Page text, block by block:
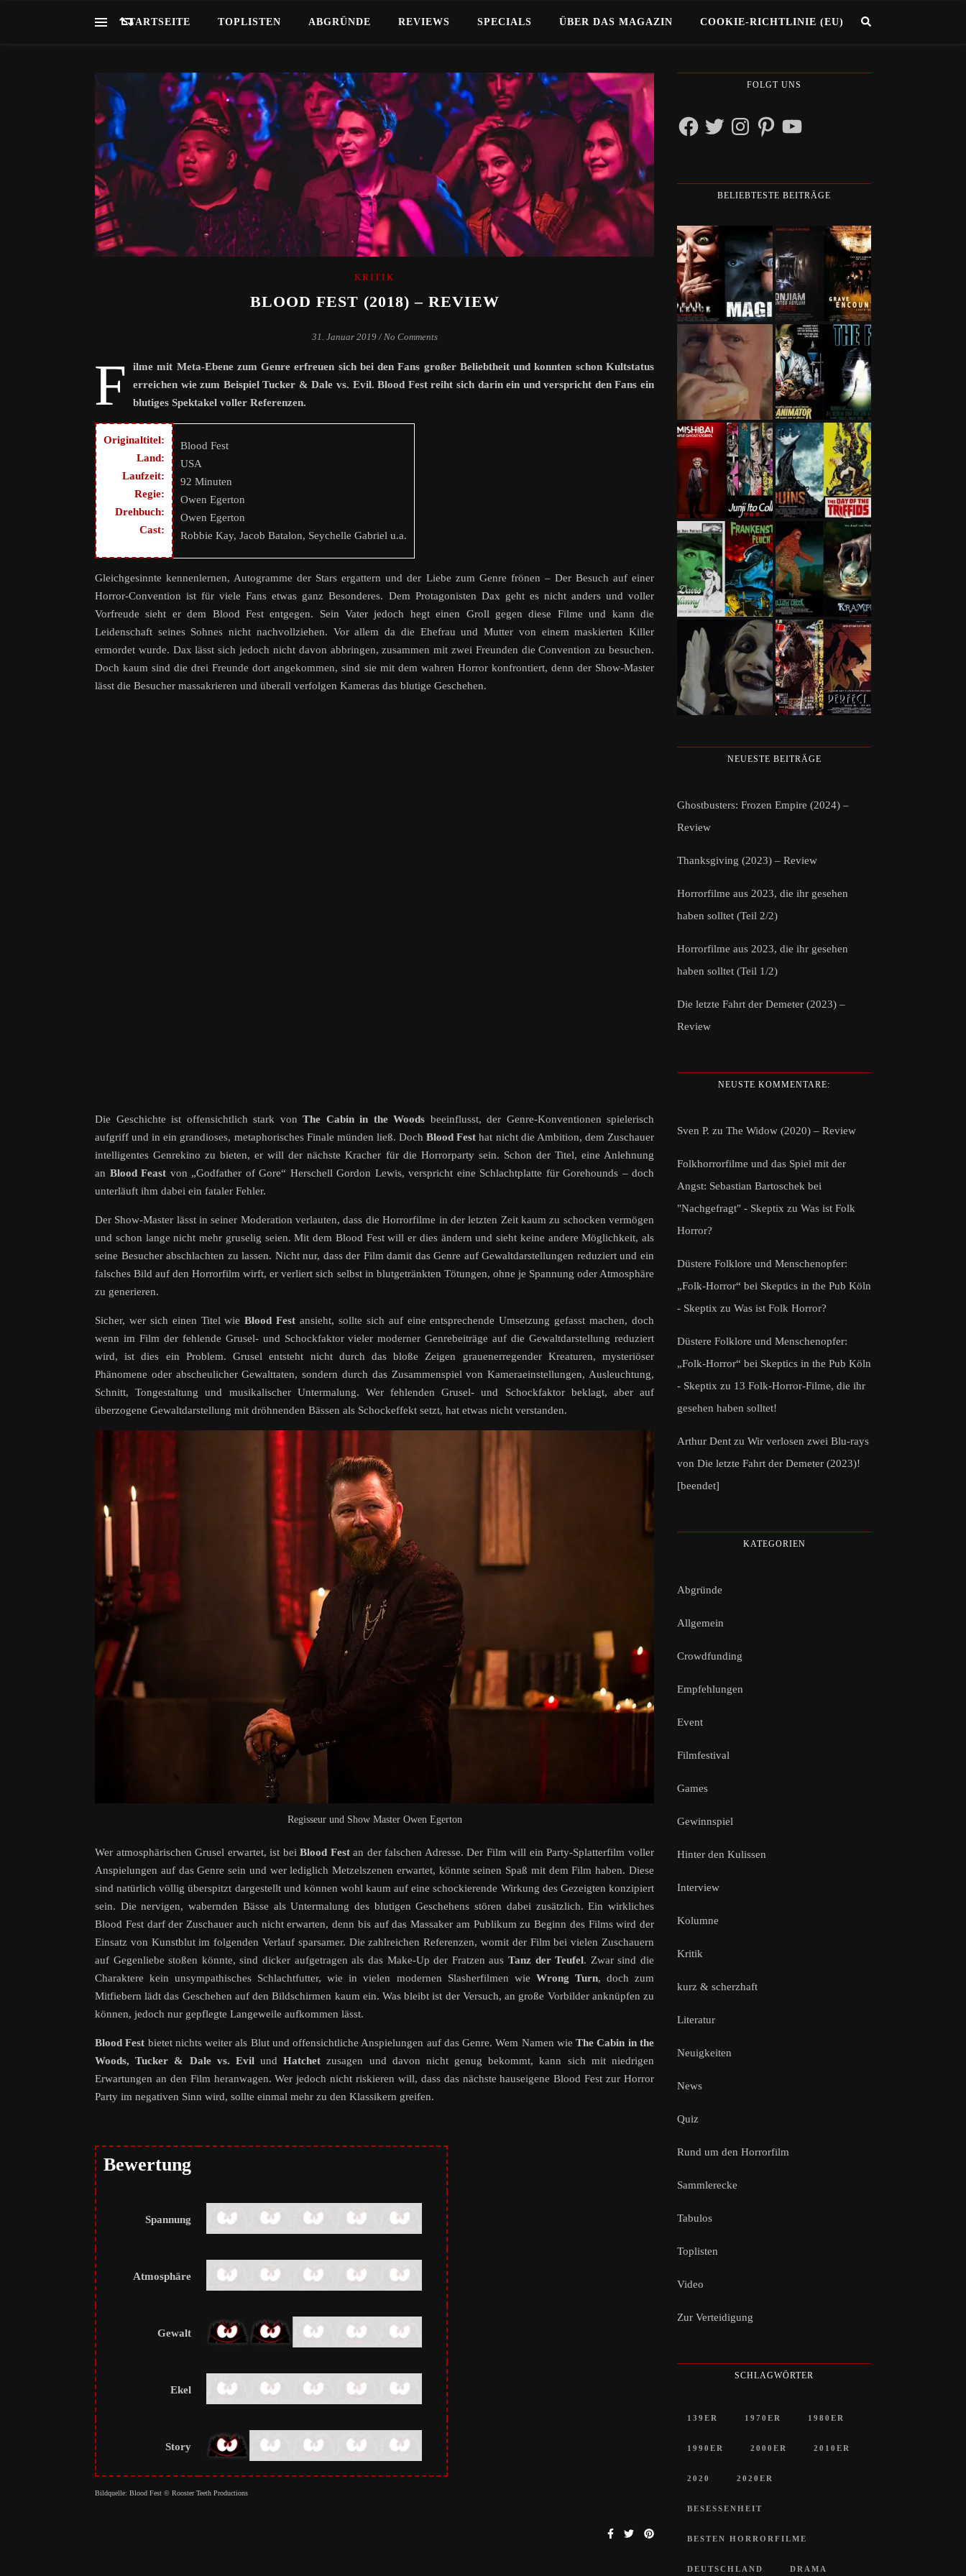
STARTSEITE TOPLISTEN ABGRÜNDE REVIEWS SPECIALS ÜBER DAS MAGAZIN COOKIE-RICHTLINIE (EU)
KRITIK
BLOOD FEST (2018) – REVIEW
31. Januar 2019 / No Comments
F
ilme mit Meta-Ebene zum Genre erfreuen sich bei den Fans großer Beliebtheit und konnten schon Kultstatus
erreichen wie zum Beispiel Tucker & Dale vs. Evil. Blood Fest reiht sich darin ein und verspricht den Fans ein
blutiges Spektakel voller Referenzen.
Originaltitel:
Land:
Laufzeit:
Regie:
Drehbuch:
Cast:
Blood Fest
USA
92 Minuten
Owen Egerton
Owen Egerton
Robbie Kay, Jacob Batalon, Seychelle Gabriel u.a.
Gleichgesinnte kennenlernen, Autogramme der Stars ergattern und der Liebe zum Genre frönen – Der Besuch auf einer
Horror-Convention ist für viele Fans etwas ganz Besonderes. Dem Protagonisten Dax geht es nicht anders und voller
Vorfreude sieht er dem Blood Fest entgegen. Sein Vater jedoch hegt einen Groll gegen diese Filme und kann die
Leidenschaft seines Sohnes nicht nachvollziehen. Vor allem da die Ehefrau und Mutter von einem maskierten Killer
ermordet wurde. Dax lässt sich jedoch nicht davon abbringen, zusammen mit zwei Freunden die Convention zu besuchen.
Doch kaum sind die drei Freunde dort angekommen, sind sie mit dem wahren Horror konfrontiert, denn der Show-Master
lässt die Besucher massakrieren und überall verfolgen Kameras das blutige Geschehen.
Die Geschichte ist offensichtlich stark von The Cabin in the Woods beeinflusst, der Genre-Konventionen spielerisch
aufgriff und in ein grandioses, metaphorisches Finale münden ließ. DochBlood Fest hat nicht die Ambition, dem Zuschauer
intelligentes Genrekino zu bieten, er will der nächste Kracher für die Horrorparty sein. Schon der Titel, eine Anlehnung
an Blood Feast von „Godfather of Gore“ Herschell Gordon Lewis, verspricht eine Schlachtplatte für Gorehounds – doch
unterläuft ihm dabei ein fataler Fehler.
Der Show-Master lässt in seiner Moderation verlauten, dass die Horrorfilme in der letzten Zeit kaum zu schocken vermögen
und schon lange nicht mehr gruselig seien. Mit dem Blood Fest will er dies ändern und sieht keine andere Möglichkeit, als
seine Besucher abschlachten zu lassen. Nicht nur, dass der Film damit das Genre auf Gewaltdarstellungen reduziert und ein
falsches Bild auf den Horrorfilm wirft, er verliert sich selbst in blutgetränkten Tötungen, ohne je Spannung oder Atmosphäre
zu generieren.
Sicher, wer sich einen Titel wieBlood Fest ansieht, sollte sich auf eine entsprechende Umsetzung gefasst machen, doch
wenn im Film der fehlende Grusel- und Schockfaktor vieler moderner Genrebeiträge auf die Gewaltdarstellung reduziert
wird, ist dies ein Problem. Grusel entsteht nicht durch das bloße Zeigen grauenerregender Kreaturen, mysteriöser
Phänomene oder abscheulicher Gewalttaten, sondern durch das Zusammenspiel von Kameraeinstellungen, Ausleuchtung,
Schnitt, Tongestaltung und musikalischer Untermalung. Wer fehlenden Grusel- und Schockfaktor beklagt, aber auf
überzogene Gewaltdarstellung mit dröhnenden Bässen als Schockeffekt setzt, hat etwas nicht verstanden.
Regisseur und Show Master Owen Egerton
Wer atmosphärischen Grusel erwartet, ist beiBlood Festan der falschen Adresse. Der Film will ein Party-Splatterfilm voller
Anspielungen auf das Genre sein und wer lediglich Metzelszenen erwartet, könnte seinen Spaß mit dem Film haben. Diese
sind natürlich völlig überspitzt dargestellt und können wohl kaum auf eine schockierende Wirkung des Gezeigten konzipiert
sein. Die nervigen, wabernden Bässe als Untermalung des blutigen Geschehens stören dabei zusätzlich. Ein wirkliches
Blood Fest darf der Zuschauer auch nicht erwarten, denn bis auf das Massaker am Publikum zu Beginn des Films wird der
Einsatz von Kunstblut im folgenden Verlauf sparsamer. Die zahlreichen Referenzen, womit der Film bei vielen Zuschauern
auf Gegenliebe stoßen könnte, sind dicker aufgetragen als das Make-Up der Fratzen aus Tanz der Teufel. Zwar sind die
Charaktere kein unsympathisches Schlachtfutter, wie in vielen modernen Slasherfilmen wie Wrong Turn, doch zum
Mitfiebern lädt das Geschehen auf den Bildschirmen kaum ein. Was bleibt ist der Versuch, an große Vorbilder anknüpfen zu
können, jedoch nur gepflegte Langeweile aufkommen lässt.
Blood Fest bietet nichts weiter als Blut und offensichtliche Anspielungen auf das Genre. Wem Namen wieThe Cabin in the
Woods, Tucker & Dale vs. EvilundHatchetzusagen und davon nicht genug bekommt, kann sich mit niedrigen
Erwartungen an den Film heranwagen. Wer jedoch nicht riskieren will, dass das nächste hauseigene Blood Fest zur Horror
Party im negativen Sinn wird, sollte einmal mehr zu den Klassikern greifen.
Bewertung
Spannung
Atmosphäre
Gewalt
Ekel
Story
Bildquelle: Blood Fest © Rooster Teeth Productions
FOLGT UNS
FacebookTwitterInstagramPinterestYouTube
BELIEBTESTE BEITRÄGE
NEUESTE BEITRÄGE
Ghostbusters: Frozen Empire (2024) –
Review
Thanksgiving (2023) – Review
Horrorfilme aus 2023, die ihr gesehen
haben solltet (Teil 2/2)
Horrorfilme aus 2023, die ihr gesehen
haben solltet (Teil 1/2)
Die letzte Fahrt der Demeter (2023) –
Review
NEUSTE KOMMENTARE:
Sven P. zu The Widow (2020) – Review
Folkhorrorfilme und das Spiel mit der
Angst: Sebastian Bartoschek bei
"Nachgefragt" - Skeptix zu Was ist Folk
Horror?
Düstere Folklore und Menschenopfer:
„Folk-Horror“ bei Skeptics in the Pub Köln
- Skeptix zu Was ist Folk Horror?
Düstere Folklore und Menschenopfer:
„Folk-Horror“ bei Skeptics in the Pub Köln
- Skeptix zu 13 Folk-Horror-Filme, die ihr
gesehen haben solltet!
Arthur Dent zu Wir verlosen zwei Blu-rays
von Die letzte Fahrt der Demeter (2023)!
[beendet]
KATEGORIEN
Abgründe
Allgemein
Crowdfunding
Empfehlungen
Event
Filmfestival
Games
Gewinnspiel
Hinter den Kulissen
Interview
Kolumne
Kritik
kurz & scherzhaft
Literatur
Neuigkeiten
News
Quiz
Rund um den Horrorfilm
Sammlerecke
Tabulos
Toplisten
Video
Zur Verteidigung
SCHLAGWÖRTER
139ER 1970ER 1980ER
1990ER 2000ER 2010ER
2020 2020ER
BESESSENHEIT
BESTEN HORRORFILME
DEUTSCHLAND DRAMA